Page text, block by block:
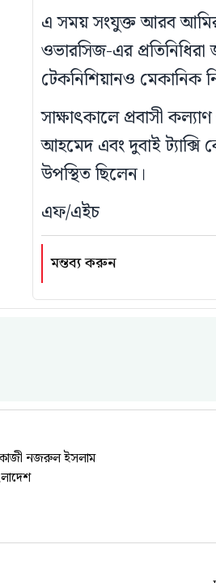
এ সময় সংযুক্ত আরব
ওভারসিজ-এর প্রতিনিধিরা
টেকনিশিয়ানও মেকানিক
সাক্ষাৎকালে প্রবাসী
আহমেদ এবং দুবাই ট্যাক্সি
উপস্থিত ছিলেন।
এফ/এইচ
মন্তব্য করুন
নজরুল ইসলাম